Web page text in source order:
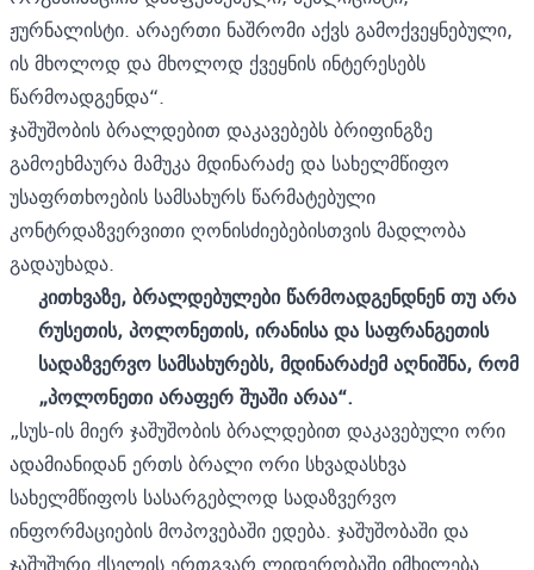
ჟურნალისტი. არაერთი ნაშრომი აქვს გამოქვეყნებული,
ის მხოლოდ და მხოლოდ ქვეყნის ინტერესებს
წარმოადგენდა“.
ჯაშუშობის ბრალდებით დაკავებებს ბრიფინგზე
გამოეხმაურა მამუკა მდინარაძე და სახელმწიფო
უსაფრთხოების სამსახურს წარმატებული
კონტრდაზვერვითი ღონისძიებებისთვის მადლობა
გადაუხადა.
კითხვაზე, ბრალდებულები წარმოადგენდნენ თუ არა
რუსეთის, პოლონეთის, ირანისა და საფრანგეთის
სადაზვერვო სამსახურებს, მდინარაძემ აღნიშნა, რომ
„პოლონეთი არაფერ შუაში არაა“.
„სუს-ის მიერ ჯაშუშობის ბრალდებით დაკავებული ორი
ადამიანიდან ერთს ბრალი ორი სხვადასხვა
სახელმწიფოს სასარგებლოდ სადაზვერვო
ინფორმაციების მოპოვებაში ედება. ჯაშუშობაში და